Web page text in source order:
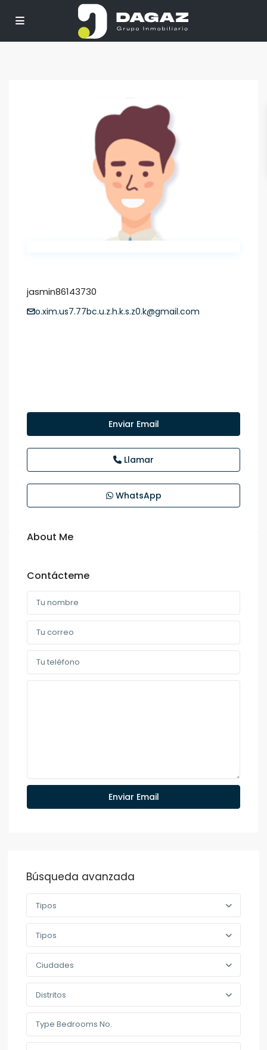
jasmin86143730
o.xim.us7.77bc.u.z.h.k.s.z0.k@gmail.com
Enviar Email
Llamar
WhatsApp
About Me
Contácteme
Búsqueda avanzada
Tipos
Tipos
Ciudades
Distritos